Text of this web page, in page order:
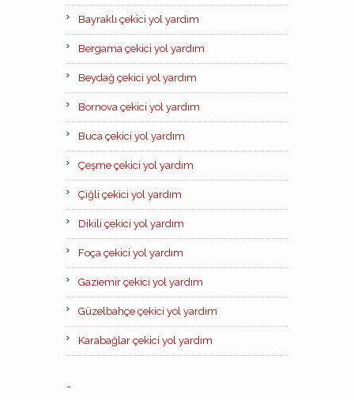
Bayraklı çekici yol yardım
Bergama çekici yol yardım
Beydağ çekici yol yardım
Bornova çekici yol yardım
Buca çekici yol yardım
Çeşme çekici yol yardım
Çiğli çekici yol yardım
Dikili çekici yol yardım
Foça çekici yol yardım
Gaziemir çekici yol yardım
Güzelbahçe çekici yol yardım
Karabağlar çekici yol yardım
-